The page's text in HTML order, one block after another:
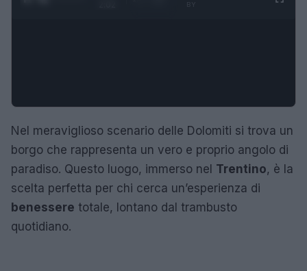
Nel meraviglioso scenario delle Dolomiti si trova un
borgo che rappresenta un vero e proprio angolo di
paradiso. Questo luogo, immerso nel Trentino, è la
scelta perfetta per chi cerca un’esperienza di
benessere totale, lontano dal trambusto
quotidiano.